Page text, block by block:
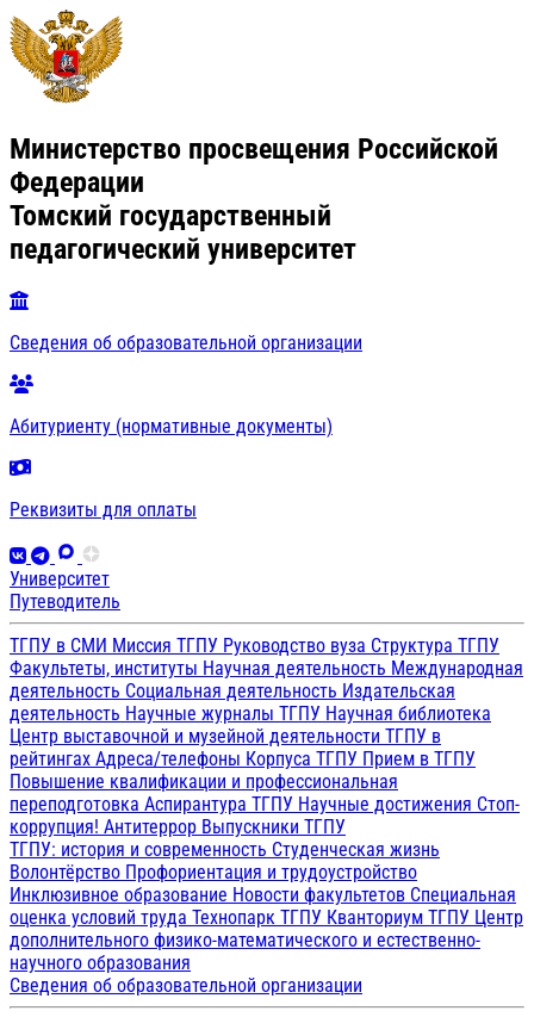
Министерство просвещения Российской
Федерации
Томский государственный
педагогический университет
Сведения об образовательной организации
Абитуриенту (нормативные документы)
Реквизиты для оплаты
Университет
Путеводитель
ТГПУ в СМИ Миссия ТГПУ Руководство вуза Структура ТГПУ
Факультеты, институты Научная деятельность Международная
деятельность Социальная деятельность Издательская
деятельность Научные журналы ТГПУ Научная библиотека
Центр выставочной и музейной деятельности ТГПУ в
рейтингах Адреса/телефоны Корпуса ТГПУ Прием в ТГПУ
Повышение квалификации и профессиональная
переподготовка Аспирантура ТГПУ Научные достижения Стоп-
коррупция! Антитеррор Выпускники ТГПУ
ТГПУ: история и современность Студенческая жизнь
Волонтёрство Профориентация и трудоустройство
Инклюзивное образование Новости факультетов Специальная
оценка условий труда Технопарк ТГПУ Кванториум ТГПУ Центр
дополнительного физико-математического и естественно-
научного образования
Сведения об образовательной организации